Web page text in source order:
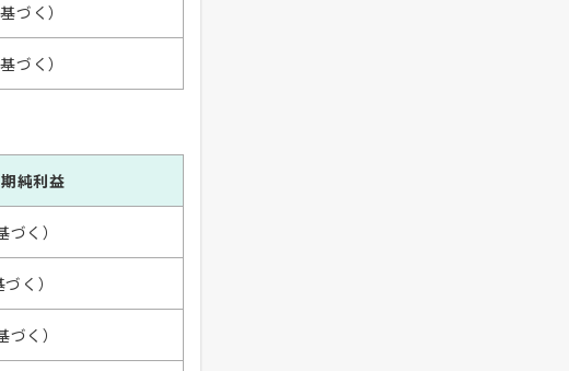
づく）
づく）
純利益
く）
く）
く）